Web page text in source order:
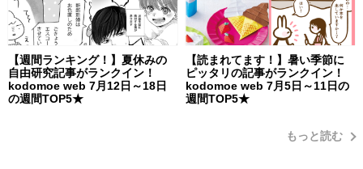
【週間ランキング！】夏休みの
自由研究記事がランクイン！
kodomoe web 7月12日～18日
の週間TOP5★
【読まれてます！】暑い季節に
ピッタリの記事がランクイン！
kodomoe web 7月5日～11日の
週間TOP5★
もっと読む